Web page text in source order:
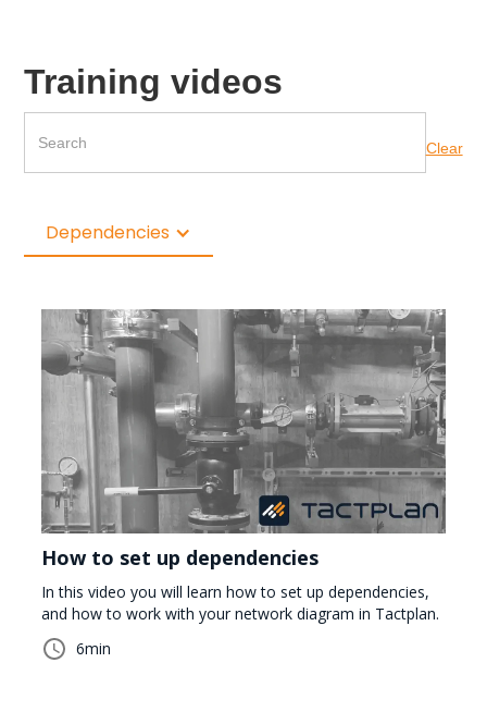
Training videos
Clear
Dependencies
How to set up dependencies
In this video you will learn how to set up dependencies,
and how to work with your network diagram in Tactplan.
6min